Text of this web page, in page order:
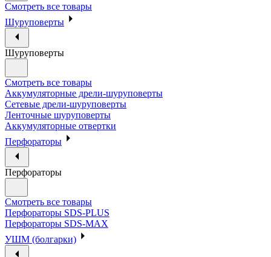
Смотреть все товары
Шуруповерты
Шуруповерты
Смотреть все товары
Аккумуляторные дрели-шуруповерты
Сетевые дрели-шуруповерты
Ленточные шуруповерты
Аккумуляторные отвертки
Перфораторы
Перфораторы
Смотреть все товары
Перфораторы SDS-PLUS
Перфораторы SDS-MAX
УШМ (болгарки)